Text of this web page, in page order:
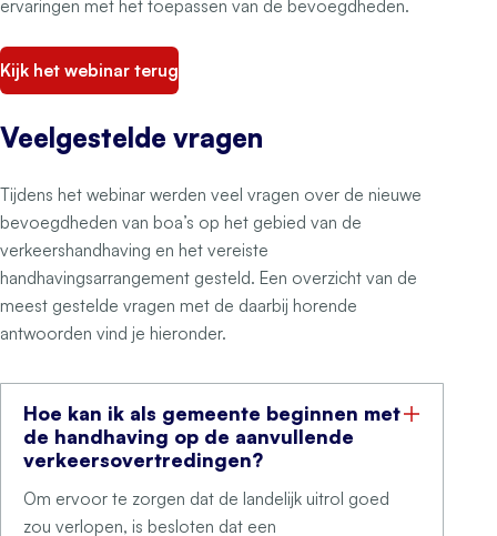
ervaringen met het toepassen van de bevoegdheden.
Kijk het webinar terug
Veelgestelde vragen
Tijdens het webinar werden veel vragen over de nieuwe
bevoegdheden van boa’s op het gebied van de
verkeershandhaving en het vereiste
handhavingsarrangement gesteld. Een overzicht van de
meest gestelde vragen met de daarbij horende
antwoorden vind je hieronder.
Hoe kan ik als gemeente beginnen met
de handhaving op de aanvullende
verkeersovertredingen?
Om ervoor te zorgen dat de landelijk uitrol goed
zou verlopen, is besloten dat een